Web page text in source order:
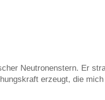
Neutronenstern. Er
erzeugt, die